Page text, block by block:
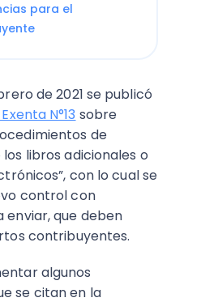
para el
de 2021 se publicó
N°13 sobre
de
libros adicionales o
con lo cual se
control con
enviar, que deben
contribuyentes.
algunos
se citan en la